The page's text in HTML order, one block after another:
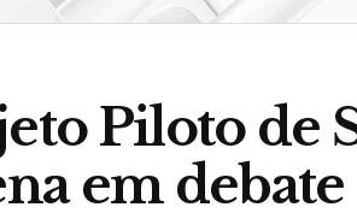
Piloto de
em debate